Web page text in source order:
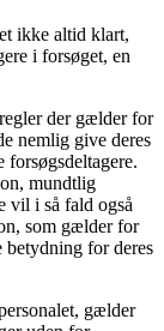
ikke altid klart,
i forsøget, en
der gælder for
nemlig give deres
forsøgsdeltagere.
mundtlig
vil i så fald også
som gælder for
betydning for deres
gælder